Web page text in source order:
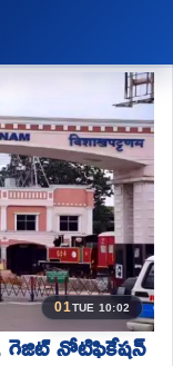
01TUE 10:02
గెజిట్ నోటిఫికేషన్